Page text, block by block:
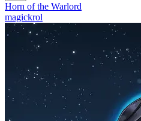
Horn of the Warlord
magickrol